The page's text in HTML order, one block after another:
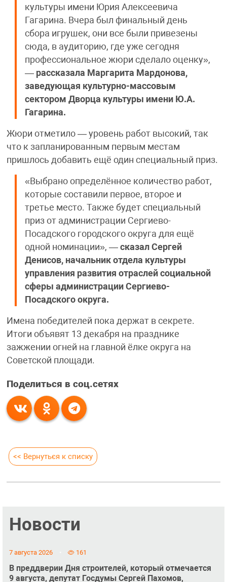
культуры имени Юрия Алексеевича
Гагарина. Вчера был финальный день
сбора игрушек, они все были привезены
сюда, в аудиторию, где уже сегодня
профессиональное жюри сделало оценку»,
— рассказала Маргарита Мардонова,
заведующая культурно-массовым
сектором Дворца культуры имени Ю.А.
Гагарина.
Жюри отметило — уровень работ высокий, так
что к запланированным первым местам
пришлось добавить ещё один специальный приз.
«Выбрано определённое количество работ,
которые составили первое, второе и
третье место. Также будет специальный
приз от администрации Сергиево-
Посадского городского округа для ещё
одной номинации», —сказал Сергей
Денисов, начальник отдела культуры
управления развития отраслей социальной
сферы администрации Сергиево-
Посадского округа.
Имена победителей пока держат в секрете.
Итоги объявят 13 декабря на празднике
зажжении огней на главной ёлке округа на
Советской площади.
Поделиться в соц.сетях
<< Вернуться к списку
Новости
7 августа 2026 161
В преддверии Дня строителей, который отмечается
9 августа, депутат Госдумы Сергей Пахомов,